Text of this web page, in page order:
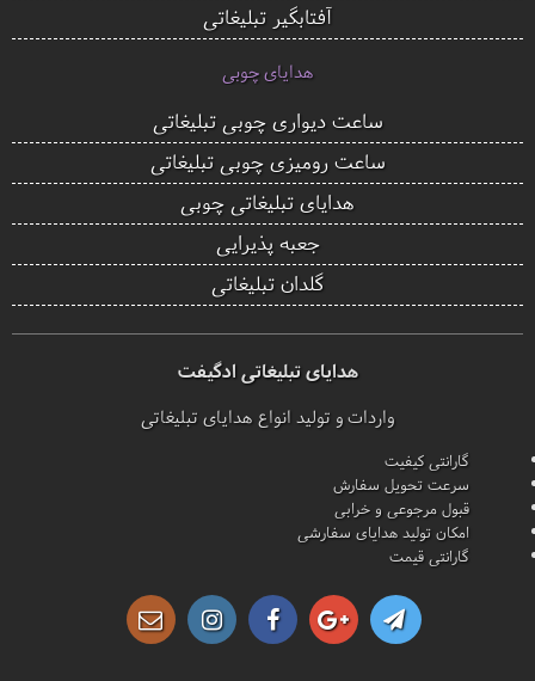
آفتابگیر تبلیغاتی
هدایای چوبی
ساعت دیواری چوبی تبلیغاتی
ساعت رومیزی چوبی تبلیغاتی
هدایای تبلیغاتی چوبی
جعبه پذیرایی
گلدان تبلیغاتی
هدایای تبلیغاتی ادگیفت
واردات و تولید انواع هدایای تبلیغاتی
گارانتی کیفیت
سرعت تحویل سفارش
قبول مرجوعی و خرابی
امکان تولید هدایای سفارشی
گارانتی قیمت